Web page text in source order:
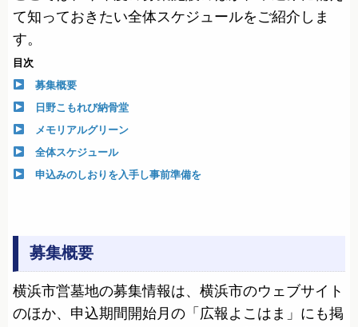
て知っておきたい全体スケジュールをご紹介しま
す。
目次
募集概要
日野こもれび納骨堂
メモリアルグリーン
全体スケジュール
申込みのしおりを入手し事前準備を
募集概要
横浜市営墓地の募集情報は、横浜市のウェブサイト
のほか、申込期間開始月の「広報よこはま」にも掲